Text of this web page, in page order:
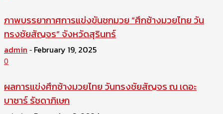
ภาพบรรยากาศการแข่งขันชกมวย “ศึกช้างมวยไทย วัน
ทรงชัยสัญจร” จังหวัดสุรินทร์
admin - February 19, 2025
0
ผลการแข่งศึกช้างมวยไทย วันทรงชัยสัญจร ณ เดอะ
บาซาร์ รัชดาภิเษก